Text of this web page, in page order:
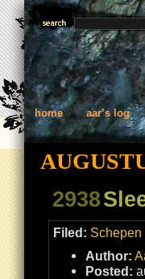
home aar’s log
2938
Filed: Schepen
Author:
Posted: